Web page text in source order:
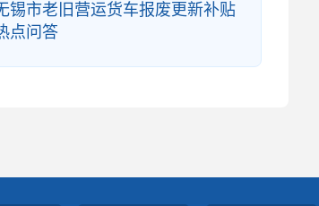
锡市老旧营运货车报废更新补贴
点问答